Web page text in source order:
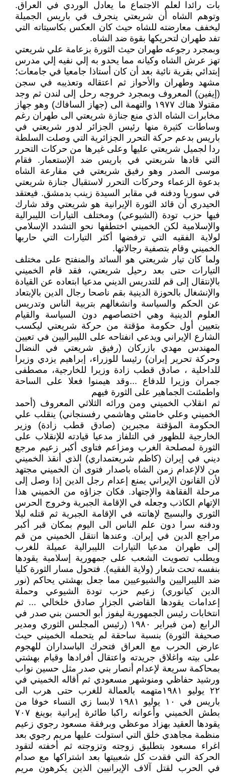
بات رائدا لعلم الاجتماع ما يعادل الوردي في العراق.
وتوهم الشاه أن شريعتي ينجرف في باريس الجميلة
ليخفف معارضته للشاه حيث كان العكس بكاسيتاته التي
تفد طهران لتحريكها بقوة ضد الشاه.
وبمجرد رجوعه طهران حيث الثورة بزعامة علي شريعتي
تهز عرش الشاه وكيانه مما يحدو به إلي نفيه إلي مدرس
إبتدائي بقرية نائية بعد أن كان أستاذا جامعيا في جامعات؛
مشهد وطهران والأحواز ثم اعتقاله وتعذيبه في سجن
(إيفين) المعروف وبمجرد خروجه رحل إلى لندن ثم وجد
مقتولا هناك ١٩٧٧ والتهمة الى (جهاز السافاك) وهو جهاز
مخابرات الشاه الذي منع جنازة شريعتي الى طهران رغم
وساطات كثيرة منها رئيس الجزائر لدور شريعتي في
باريس بدعم حركة التحرر الجزائرية التي وصلت السلطة
ردا لجميل شريعتي عليها وعلى غيرها من حركات التحرر
التي قادها شريعتي في باريس ضد الإستعمار. فقام
موسى الصدر وهو رفيق شريعتي في مقارعة الشاه
بدعوة الزعماء وحركات التحرر لاستقبال جنازة شريعتي
في سوريا ودفنه في مقابر السيدة زينب بدمشق. فيعتقد
الحيدري أن قائد الثورة الإيرانية هو شريعتي وقد شارك
فيها حزب تودة (الشيوعي) ومختلف التيارات الليبرالية
والإسلامية لكن الخميني اختطفها نحو التشدد الإسلامي
لولاية الفقيه التي ترفضها أكثر التيارات التي حاربها
الخميني وقام بتصفية رجالاتها.
ولما كان تيار شريعتي هو السائد والمنفتح على مختلف
التيارات حتى بعد رحيل شريعتي، فقد قام الخميني
بالإنتقال إلى قم للتدريس الديني مدعيا ابتعاده عن القيادة
والإنشغال بالحوزة الدينية بقم ناصحا رجال الدين بالإبتعاد
عن الحكم والسياسة وانشغالهم بتربية الناس وتدريس
العلوم الدينية وهي اختصاصهم دون السياسة والقيام
بتعيين أول حكومة مؤقتة من حركة شريعتي ليكسب
الشارع الإيراني ويدعي انفتاحه على الليبراليين في تعيين
المهندس مهدي بازركان (رفيق شريعتي في النضال
وحركة تحرير إيران) رئيسا للوزراء، إبراهيم يزدي وزيرا
للداخلية ، صادق قطب زادة وزيرا للخارجية، مصطفى
جمران وزيرا للدفاع ...وقد هيمنوا فعلا على الساحة
واطمئنت الجماهير على الثورة فيهم
ثم انقلاب الخميني ومن ورائه الثلاثي المعروف (أحمد
الخميني وعلي خامنئي وهاشمي رفسنجاني) ينقلب علي
الحكومة المؤقتة مجبرين (صادق قطب زادة) وزير
الخارجية للظهور في التلفاز مدعيا قيادته للإنقلاب على
الثورة لمصلحة الغرب ومزاعم فتاوى أكبر زعيم مرجع
ديني في إيران (كاظم شريعتمداري) الذي أنقذ الخميني
من لالإعدام زمن الشاه باصدار فتوى أن الخميني مجتهد
لأن القانون الإيراني يمنع إعدام رجل الدين إذا وصل إلى
مرحلة الفقاهة والإجتهاد. فكان جزاؤه من الخميني هذا
الإتهام الكاذب وجعله في الإقامة الجبرية وخروج الحرس
الثوري والبسيج لإهانته في الإقامة الجبرية ثم قتله ليلا
ودفنه سرا دون علم الناس الى اليوم بمكان قبر أكبر
مراجع الدين في إيران. وعندها انتقل الخميني من قم
إلى طهران مدعيا التيارات الليبرالية عميلة للغرب
ويطلب تصويت الشعب على جمهورية إسلامية يقودها
بنفسه تحت شعار (ولاية الفقيه). فتحول مسار الثورة كليا
ضد الليبراليين والشيوعيين مما جعل بهشتي يحاكم (نور
الدين كيانوري) زعيم حزب تودة الشيوعي وحملة
إعدامات يقودها القاضي الجزار صادق خلخالي ... ثم
انتخابات رئيس الجمهورية ليفوز أبو الحسن بني صدر في
الرابع (من فبراير ١٩٨٠ (رئيس المجلس الثوري ومدير
صحيفة الثورة) بنسبة ساحقة لم يتحمله الخميني حيث
عارض الحرب مع العراق فتحرك الباسداران للهجوم
على بيته واغلاق جريدته واعتقال أفرادها وقيام بهشتي
بمحاكمة سريعة لإعدام أنصار بني صدر مثل حسين نواب
ورشيد حفاظي ومنوشهر مسعودي ثم أقاله الخميني في
٢٢ يوليو ١٩٨١متهمه بالعمالة للغرب حتى هرب الى
باريس في ١٠ يوليو ١٩٨١ لابسا زي النساء خوفا من
بطش الخميني وأعوانه راكبا طائرة إيرانية بوينغ ٧٠٧
يقودها العقيد بهزاد موعظي وبرفقة مسعود رجوي زعيم
منظمة مجاهدي خلق التي استولت عليها مريم رجوي بعد
اغراء مسعود بتطليق زوجته وتزوجته ثم أخفته لتقود
الحركة التي فقدت كل شعبيتها بعد اشتراكها مع صدام
في الحرب لقتل آلاف الإيرانيين الذين يكرهون مريم